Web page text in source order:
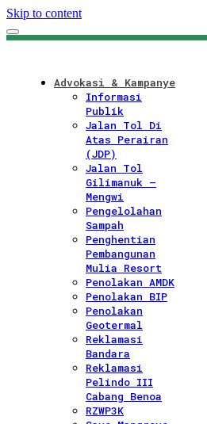
Skip to content
Advokasi & Kampanye
Informasi
Publik
Jalan Tol Di
Atas Perairan
(JDP)
Jalan Tol
Gilimanuk –
Mengwi
Pengelolahan
Sampah
Penghentian
Pembangunan
Mulia Resort
Penolakan AMDK
Penolakan BIP
Penolakan
Geotermal
Reklamasi
Bandara
Reklamasi
Pelindo III
Cabang Benoa
RZWP3K